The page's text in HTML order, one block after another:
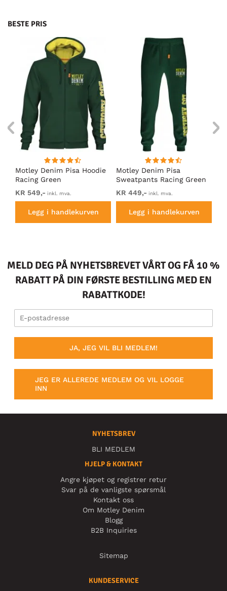
BESTE PRIS
Motley Denim Pisa Hoodie
Racing Green
KR 549,- inkl. mva.
Legg i handlekurven
Motley Denim Pisa
Sweatpants Racing Green
KR 449,- inkl. mva.
Legg i handlekurven
MELD DEG PÅ NYHETSBREVET VÅRT OG FÅ 10 %
RABATT PÅ DIN FØRSTE BESTILLING MED EN
RABATTKODE!
JA, JEG VIL BLI MEDLEM!
JEG ER ALLEREDE MEDLEM OG VIL LOGGE
INN
NYHETSBREV
BLI MEDLEM
HJELP & KONTAKT
Angre kjøpet og registrer retur
Svar på de vanligste spørsmål
Kontakt oss
Om Motley Denim
Blogg
B2B Inquiries
Sitemap
KUNDESERVICE